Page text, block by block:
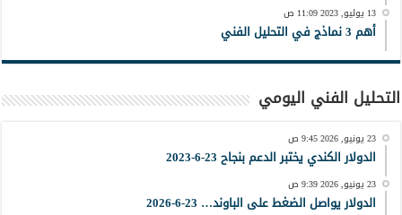
13 يوليو, 2023 11:09 ص
أهم 3 نماذج في التحليل الفني
التحليل الفني اليومي
23 يونيو, 2026 9:45 ص
الدولار الكندي يختبر الدعم بنجاح 23-6-2023
23 يونيو, 2026 9:39 ص
الدولار يواصل الضغط على الباوند… 23-6-2026